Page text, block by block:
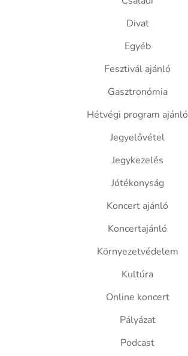
Divat
Egyéb
Fesztivál ajánló
Gasztronómia
Hétvégi program ajánló
Jegyelővétel
Jegykezelés
Jótékonyság
Koncert ajánló
Koncertajánló
Környezetvédelem
Kultúra
Online koncert
Pályázat
Podcast